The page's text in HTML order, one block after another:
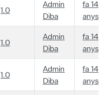
1.0
Admin
Diba
fa 14
anys
1.0
Admin
Diba
fa 14
anys
1.0
Admin
Diba
fa 14
anys